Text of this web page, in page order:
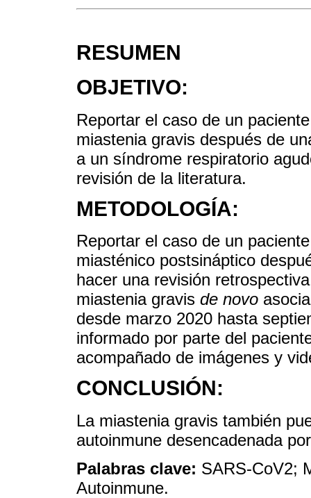
RESUMEN
OBJETIVO:
Reportar el caso de un
miastenia gravis después de
a un síndrome respiratorio
revisión de la literatura.
METODOLOGÍA:
Reportar el caso de un
miasténico postsináptico
hacer una revisión
miastenia gravis de novo
desde marzo 2020 hasta
informado por parte del
acompañado de imágenes y
CONCLUSIÓN:
La miastenia gravis también
autoinmune desencadenada
Palabras clave: SARS-CoV2;
Autoinmune.